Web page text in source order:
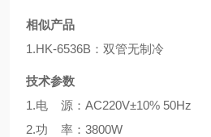
相似产品
1.HK-6536B：双管无制冷
技术参数
1.电 源：AC220V±10% 50Hz
2.功 率：3800W